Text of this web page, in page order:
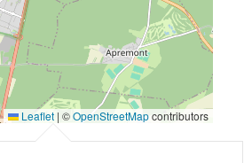
Leaflet | ©OpenStreetMapcontributors